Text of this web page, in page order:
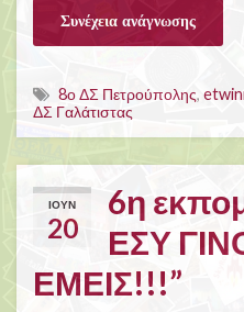
Συνέχεια ανάγνωσης
8ο ΔΣ Πετρούπολης,
ΔΣ Γαλάτιστας
ΙΟΎΝ
20
6η
ΕΣΥ
ΕΜΕΙΣ!!!”